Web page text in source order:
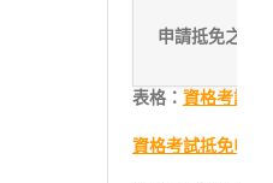
申請抵免之期
表格： 資格考試申
資格考試抵免申請